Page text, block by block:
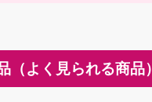
（よく見られる商品）